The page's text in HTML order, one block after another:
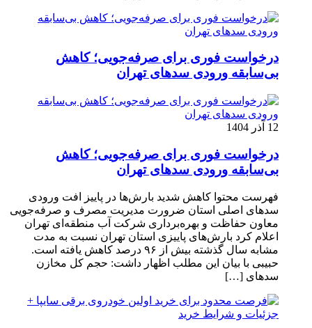
درخواست فوری برای صرفه‌جویی؛ کاهش
بی‌سابقه ورودی سدهای تهران
12 آذر 1404
درخواست فوری برای صرفه‌جویی؛ کاهش
بی‌سابقه ورودی سدهای تهران
فهرست محتوا کاهش شدید بارش‌ها در پاییز افت ورودی
سدهای اصلی استان ضرورت مدیریت مصرف و صرفه‌جویی
معاون حفاظت و بهره‌برداری شرکت آب منطقه‌ای تهران
اعلام کرد بارش‌های پاییزی استان تهران نسبت به مدت
مشابه سال گذشته بیش از ۹۶ درصد کاهش یافته است.
حبیبی با بیان این مطلب اظهار داشت: حجم کل مخازن
سدهای […]